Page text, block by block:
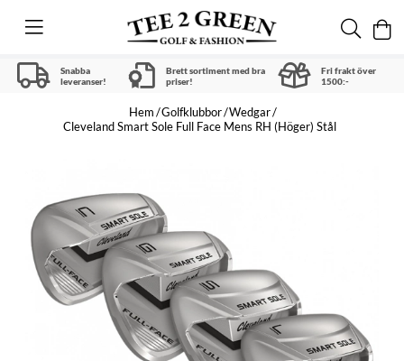
Snabba
leveranser!
Brett sortiment med bra
priser!
Fri frakt över
1500:-
Hem Golfklubbor Wedgar
Cleveland Smart Sole Full Face Mens RH (Höger) Stål